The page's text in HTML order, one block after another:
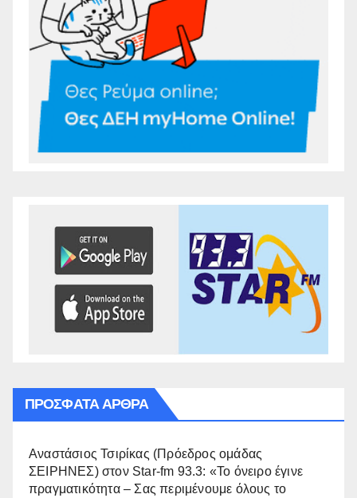
ΠΡΌΣΦΑΤΑ ΆΡΘΡΑ
Αναστάσιος Τσιρίκας (Πρόεδρος ομάδας
ΣΕΙΡΗΝΕΣ) στον Star-fm 93.3: «Το όνειρο έγινε
πραγματικότητα – Σας περιμένουμε όλους το